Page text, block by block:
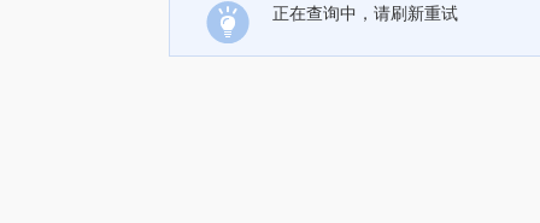
正在查询中，请刷新重试